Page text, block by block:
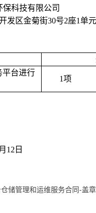
科技有限公司
发区金菊街30号2座1单
平台进行
1项
简要信息：
12日
储管理和运维服务合同-盖